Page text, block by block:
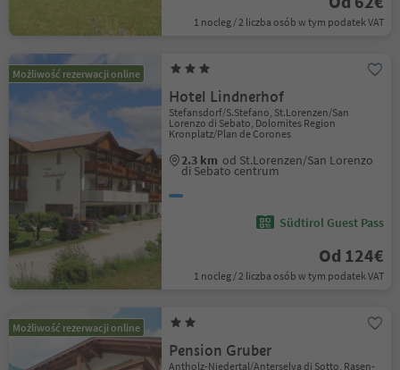
1 nocleg / 2 liczba osób w tym podatek VAT
Możliwość rezerwacji online
Hotel Lindnerhof
Stefansdorf/S.Stefano, St.Lorenzen/San
Lorenzo di Sebato, Dolomites Region
Kronplatz/Plan de Corones
2.3 km od St.Lorenzen/San Lorenzo
di Sebato centrum
Südtirol Guest Pass
Od 124€
1 nocleg / 2 liczba osób w tym podatek VAT
Możliwość rezerwacji online
Pension Gruber
Antholz-Niedertal/Anterselva di Sotto, Rasen-